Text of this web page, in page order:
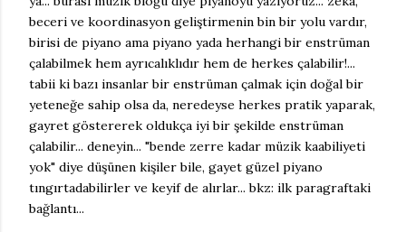
beceri ve koordinasyon geliştirmenin bin bir yolu vardır,
birisi de piyano ama piyano yada herhangi bir enstrüman
çalabilmek hem ayrıcalıklıdır hem de herkes çalabilir!...
tabii ki bazı insanlar bir enstrüman çalmak için doğal bir
yeteneğe sahip olsa da, neredeyse herkes pratik yaparak,
gayret göstererek oldukça iyi bir şekilde enstrüman
çalabilir... deneyin... "bende zerre kadar müzik kaabiliyeti
yok" diye düşünen kişiler bile, gayet güzel piyano
tıngırtadabilirler ve keyif de alırlar... bkz: ilk paragraftaki
bağlantı...